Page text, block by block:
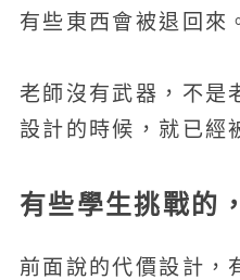
有些東西會被退回來
老師沒有武器，不是
設計的時候，就已經
有些學生挑戰的
前面說的代價設計，